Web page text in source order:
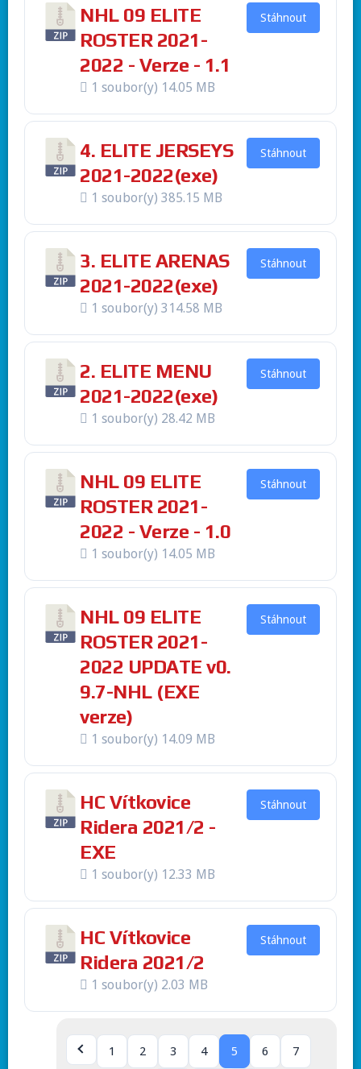
NHL 09 ELITE
ROSTER 2021-
2022 - Verze - 1.1
1 soubor(y) 14.05 MB
Stáhnout
4. ELITE JERSEYS
2021-2022(exe)
1 soubor(y) 385.15 MB
Stáhnout
3. ELITE ARENAS
2021-2022(exe)
1 soubor(y) 314.58 MB
Stáhnout
2. ELITE MENU
2021-2022(exe)
1 soubor(y) 28.42 MB
Stáhnout
NHL 09 ELITE
ROSTER 2021-
2022 - Verze - 1.0
1 soubor(y) 14.05 MB
Stáhnout
NHL 09 ELITE
ROSTER 2021-
2022 UPDATE v0.
9.7-NHL (EXE
verze)
1 soubor(y) 14.09 MB
Stáhnout
HC Vítkovice
Ridera 2021/2 -
EXE
1 soubor(y) 12.33 MB
Stáhnout
HC Vítkovice
Ridera 2021/2
1 soubor(y) 2.03 MB
Stáhnout
1 2 3 4 5 6 7